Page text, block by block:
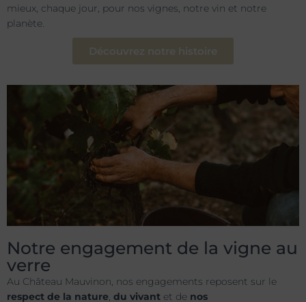
mieux, chaque jour, pour nos vignes, notre vin et notre
planète.
Découvrez notre histoire
Notre engagement de la vigne au
verre
Au Château Mauvinon, nos engagements reposent sur le
respect de la nature du vivant et de nos